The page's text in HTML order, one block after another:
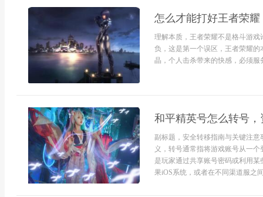
怎么才能打好王者荣
理解本质，王者荣耀不是格斗游
负，这是第一个误区，王者荣耀
晶，个人击杀带来的快感，必须服
和平精英号怎么转号
副标题，安全转移指南与关键注
义，转号通常指将游戏账号从一
是玩家通过共享账号密码或利用
果iOS系统，或者在不同渠道服之